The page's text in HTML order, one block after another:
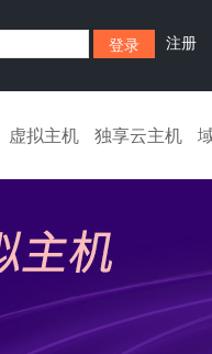
注册
虚拟主机 独享云主机